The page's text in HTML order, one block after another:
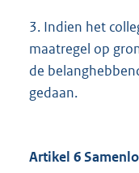
3. Indien het
maatregel op
de
gedaan.
Artikel 6